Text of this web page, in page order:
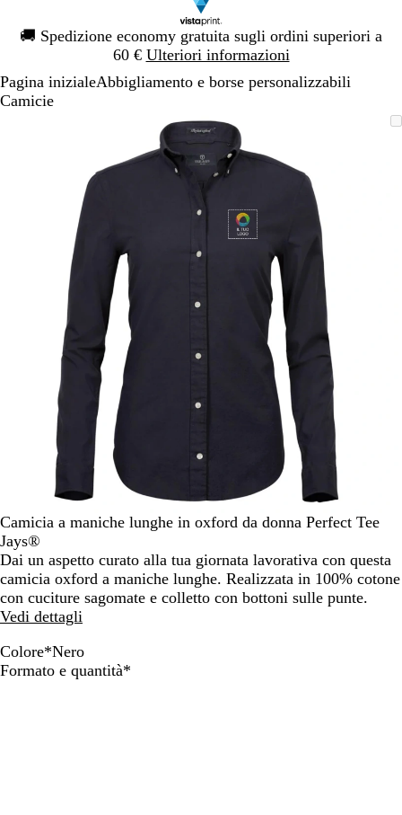
🚚 Spedizione economy gratuita sugli ordini superiori a
60 € Ulteriori informazioni
Diapositiva
1
Pagina inizialeAbbigliamento e borse personalizzabili
Camicie
L’immagine
può
essere
ingrandita
Ingrandito
a
minimo
Clicca
per
allargare
Usa
i
comandi
+
+
ingrandire
e
per
Camicia a maniche lunghe in oxford da donna Perfect Tee
Jays®
Dai un aspetto curato alla tua giornata lavorativa con questa
camicia oxford a maniche lunghe. Realizzata in 100% cotone
con cuciture sagomate e colletto con bottoni sulle punte.
Vedi dettagli
Colore*Nero
B
B
N
A
Formato e quantità*